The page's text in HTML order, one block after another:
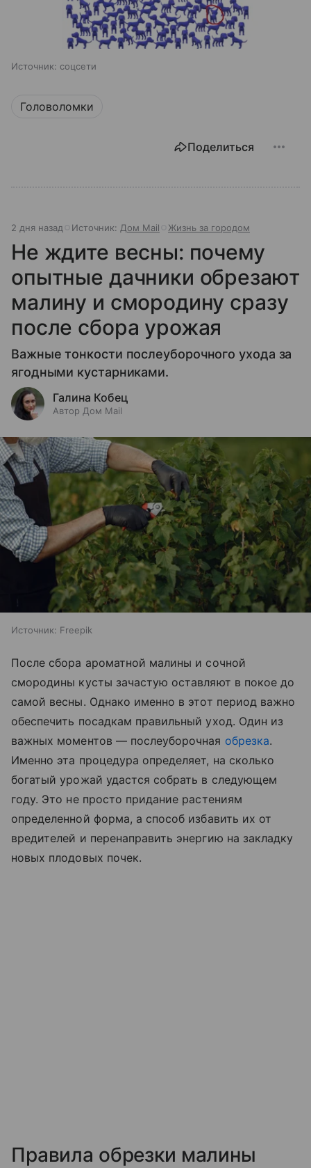
Источник: соцсети
Головоломки
Поделиться
2 дня назад Источник: Дом Mail Жизнь за городом
Не ждите весны: почему
опытные дачники обрезают
малину и смородину сразу
после сбора урожая
Важные тонкости послеуборочного ухода за
ягодными кустарниками.
Галина Кобец
Автор Дом Mail
Источник: Freepik
После сбора ароматной малины и сочной
смородины кусты зачастую оставляют в покое до
самой весны. Однако именно в этот период важно
обеспечить посадкам правильный уход. Один из
важных моментов — послеуборочная обрезка.
Именно эта процедура определяет, на сколько
богатый урожай удастся собрать в следующем
году. Это не просто придание растениям
определенной форма, а способ избавить их от
вредителей и перенаправить энергию на закладку
новых плодовых почек.
Правила обрезки малины